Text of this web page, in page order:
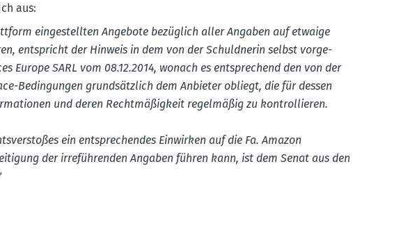
aus:
einge­stellten Angebote bezüglich aller Angaben auf etwaige
entspricht der Hinweis in dem von der Schuld­nerin selbst vorge­
Europe SARL vom 08.12.2014, wonach es entspre­chend den von der
Bedin­gungen grund­sätzlich dem Anbieter obliegt, die für dessen
und deren Recht­mä­ßigkeit regel­mäßig zu kontrol­lieren.
ein entspre­chendes Einwirken auf die Fa. Amazon
der irrefüh­renden Angaben führen kann, ist dem Senat aus den